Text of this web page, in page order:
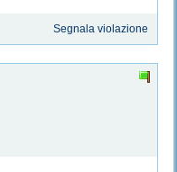
Segnala violazione